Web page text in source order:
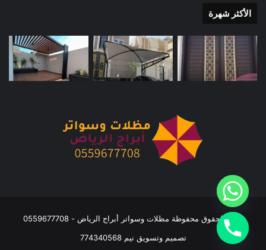
الأكثر شهرة
جميع الحقوق محفوظة مظلات وسواتر أبراج الرياض - 0559677708
تصميم وتسويق نيم 774340568